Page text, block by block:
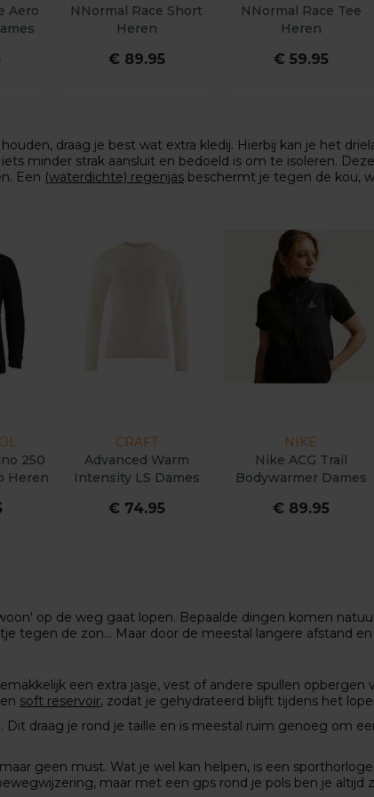
Aero
NNormal Race Short
Heren
€ 89.95
NNormal Race Tee
Heren
€ 59.95
draag je best wat extra kledij. Hierbij kan je het
minder strak aansluit en bedoeld is om te isoleren.
Een (waterdichte) regenjas beschermt je tegen de kou,
250
Heren
CRAFT
Advanced Warm
Intensity LS Dames
€ 74.95
NIKE
Nike ACG Trail
Bodywarmer Dames
€ 89.95
op de weg gaat lopen. Bepaalde dingen komen
de zon... Maar door de meestal langere afstand
een extra jasje, vest of andere spullen opbergen
soft reservoir, zodat je gehydrateerd blijft tijdens het
draag je rond je taille en is meestal ruim genoeg om
geen must. Wat je wel kan helpen, is een
maar met een gps rond je pols ben je altijd